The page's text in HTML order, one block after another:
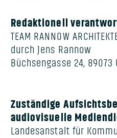
Redaktionell
TEAM RANNOW
durch Jens Rannow
Büchsengasse 24, 89073
Zuständige
audiovisuelle
Landesanstalt für